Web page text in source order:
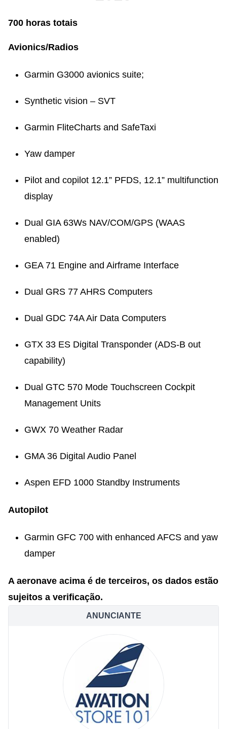
700 horas totais
Avionics/Radios
Garmin G3000 avionics suite;
Synthetic vision – SVT
Garmin FliteCharts and SafeTaxi
Yaw damper
Pilot and copilot 12.1” PFDS, 12.1” multifunction
display
Dual GIA 63Ws NAV/COM/GPS (WAAS
enabled)
GEA 71 Engine and Airframe Interface
Dual GRS 77 AHRS Computers
Dual GDC 74A Air Data Computers
GTX 33 ES Digital Transponder (ADS-B out
capability)
Dual GTC 570 Mode Touchscreen Cockpit
Management Units
GWX 70 Weather Radar
GMA 36 Digital Audio Panel
Aspen EFD 1000 Standby Instruments
Autopilot
Garmin GFC 700 with enhanced AFCS and yaw
damper
A aeronave acima é de terceiros, os dados estão
sujeitos a verificação.
ANUNCIANTE